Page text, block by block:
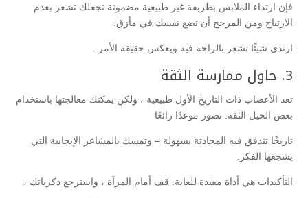
فإن ارتداء الملابس بطريقة غير طبيعية مضمونة تجعلك تشعر بعدم
الارتياح ومن المرجح أن تضع نفسك في مأزق.
ارتدي شيئًا تشعر بالراحة فيه ويعكس حقيقة الأمر.
3. حاول ممارسة الثقة
تعد الأعصاب ذات التاريخ الأول طبيعية ، ولكن يمكنك معالجتها باستخدام
بعض الحيل الثقة. تصور موعدًا رائعًا
تاريخًا تتدفق فيه المحادثة بسهولة – وتمسك بالمشاعر الإيجابية التي
يشجعها الفكر.
التأكيدات هي أداة مفيدة للغاية. قف أمام المرآة ، واسترجع ذكرياتك ،